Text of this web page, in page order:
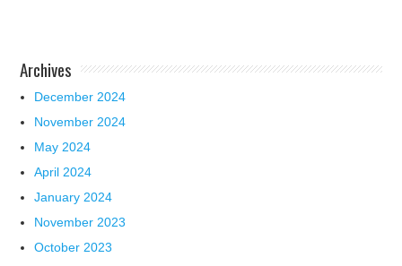
Archives
December 2024
November 2024
May 2024
April 2024
January 2024
November 2023
October 2023